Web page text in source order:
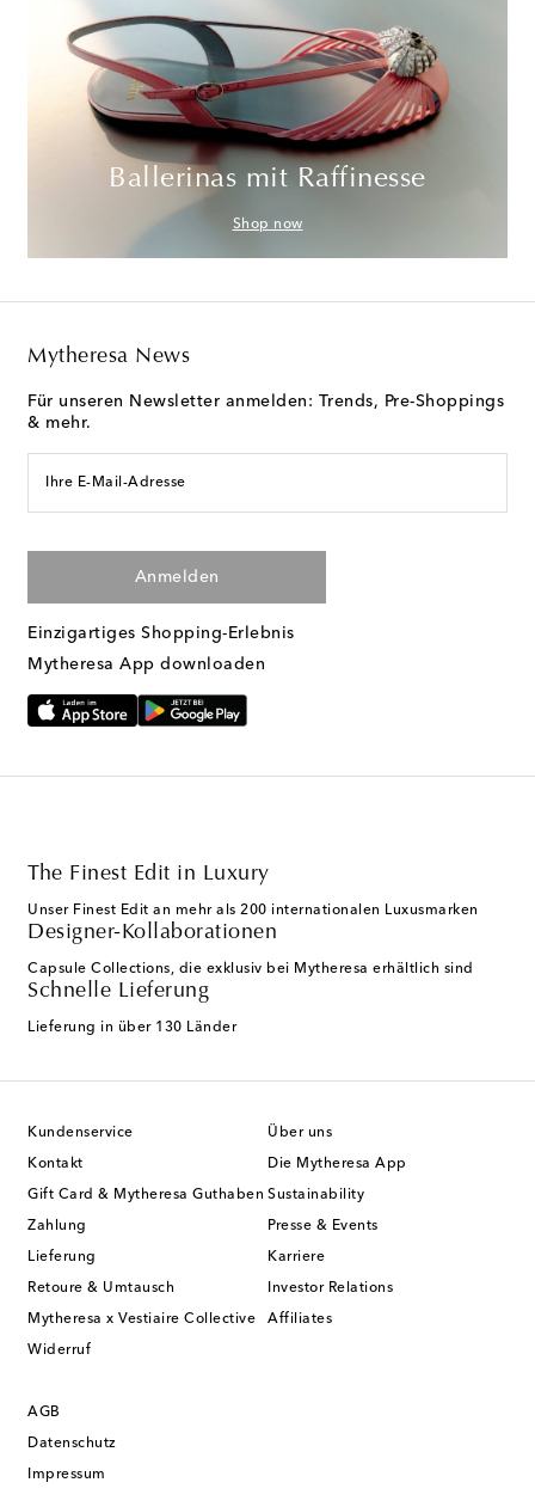
Ballerinas mit Raffinesse
Shop now
Mytheresa News
Für unseren Newsletter anmelden: Trends, Pre-Shoppings
& mehr.
Ihre E-Mail-Adresse
Anmelden
Einzigartiges Shopping-Erlebnis
Mytheresa App downloaden
The Finest Edit in Luxury
Unser Finest Edit an mehr als 200 internationalen Luxusmarken
Designer-Kollaborationen
Capsule Collections, die exklusiv bei Mytheresa erhältlich sind
Schnelle Lieferung
Lieferung in über 130 Länder
Kundenservice
Kontakt
Gift Card & Mytheresa Guthaben
Zahlung
Lieferung
Retoure & Umtausch
Mytheresa x Vestiaire Collective
Widerruf
Über uns
Die Mytheresa App
Sustainability
Presse & Events
Karriere
Investor Relations
Affiliates
AGB
Datenschutz
Impressum